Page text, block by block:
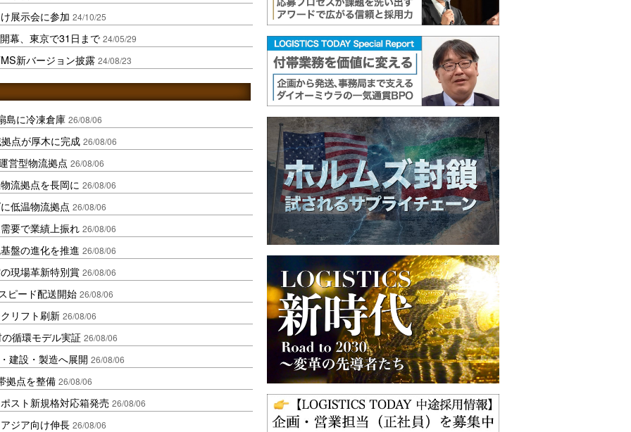
展示会に参加 24/10/25
幕、東京で31日まで 24/05/29
新バージョン披露 24/08/23
島に冷凍倉庫 26/08/06
点が厚木に完成 26/08/06
営型物流拠点 26/08/06
流拠点を長岡に 26/08/06
低温物流拠点 26/08/06
要で業績上振れ 26/08/06
盤の進化を推進 26/08/06
現場革新特別賞 26/08/06
ピード配送開始 26/08/06
リフト刷新 26/08/06
循環モデル実証 26/08/06
建設・製造へ展開 26/08/06
拠点を整備 26/08/06
スト新規格対応箱発売 26/08/06
ジア向け伸長 26/08/06